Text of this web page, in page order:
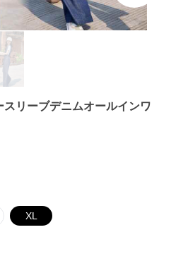
リーブデニムオールインワ
XL